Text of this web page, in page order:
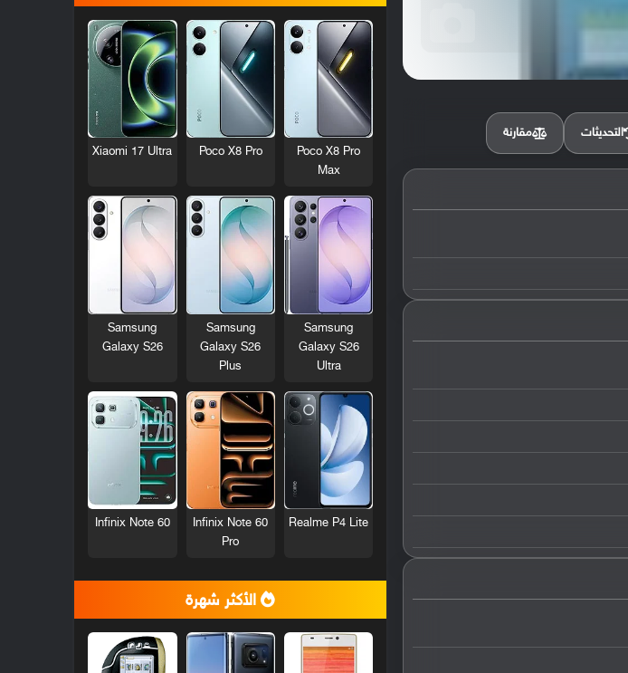
التحديثات مقارنة
Poco X8 Pro
Max
Poco X8 Pro
Xiaomi 17 Ultra
Samsung
Galaxy S26
Ultra
Samsung
Galaxy S26
Plus
Samsung
Galaxy S26
Realme P4 Lite
Infinix Note 60
Pro
Infinix Note 60
الأكثر شهرة